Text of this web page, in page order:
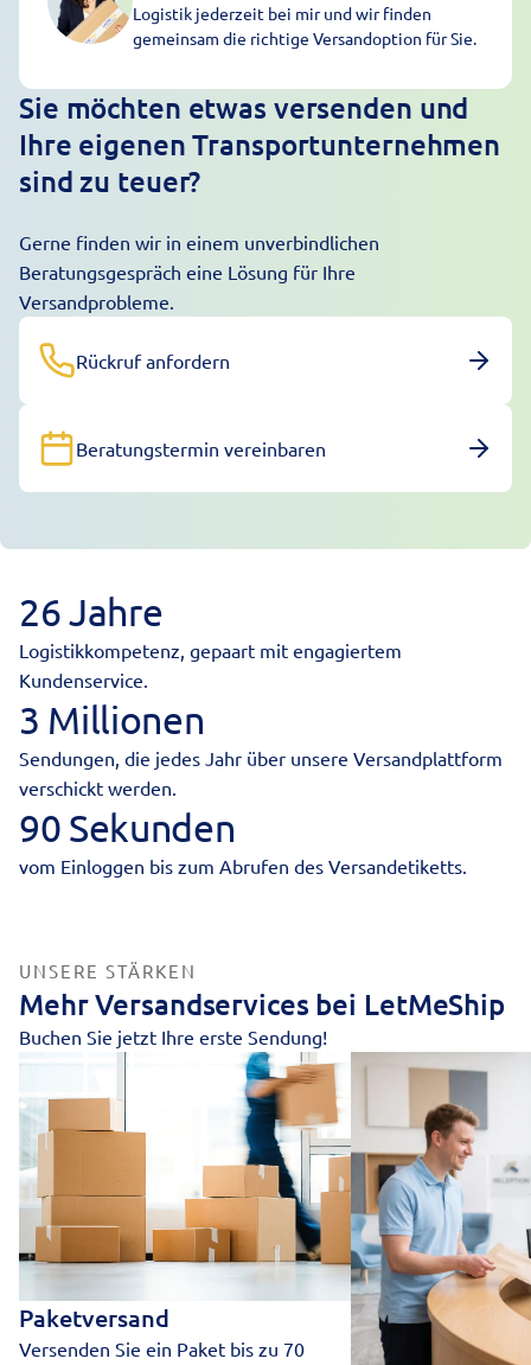
Logistik jederzeit bei mir und wir finden
gemeinsam die richtige Versandoption für Sie.
Sie möchten etwas versenden und
Ihre eigenen Transportunternehmen
sind zu teuer?
Gerne finden wir in einem unverbindlichen
Beratungsgespräch eine Lösung für Ihre
Versandprobleme.
Rückruf anfordern
Beratungstermin vereinbaren
26 Jahre
Logistikkompetenz, gepaart mit engagiertem
Kundenservice.
3 Millionen
Sendungen, die jedes Jahr über unsere Versandplattform
verschickt werden.
90 Sekunden
vom Einloggen bis zum Abrufen des Versandetiketts.
UNSERE STÄRKEN
Mehr Versandservices bei LetMeShip
Buchen Sie jetzt Ihre erste Sendung!
Paketversand
Versenden Sie ein Paket bis zu 70